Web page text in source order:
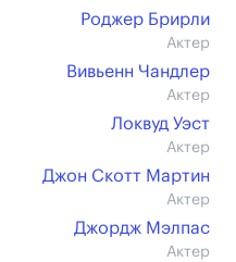
Роджер Брирли
Актер
Вивьенн Чандлер
Актер
Локвуд Уэст
Актер
Джон Скотт Мартин
Актер
Джордж Мэлпас
Актер